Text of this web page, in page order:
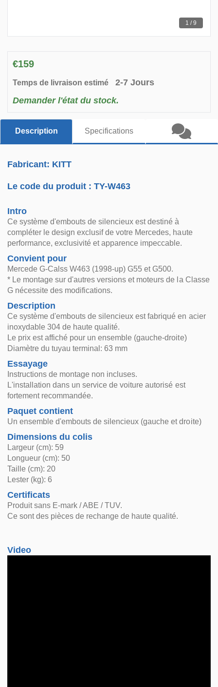
1 / 9
€159
Temps de livraison estimé
2-7 Jours
Demander l'état du stock.
Description Specifications
Fabricant: KITT
Le code du produit :TY-W463
Intro
Ce système d'embouts de silencieux est destiné à
compléter le design exclusif de votre Mercedes, haute
performance, exclusivité et apparence impeccable.
Convient pour
Mercede G-Calss W463 (1998-up) G55 et G500.
* Le montage sur d'autres versions et moteurs de la Classe
G nécessite des modifications.
Description
Ce système d'embouts de silencieux est fabriqué en acier
inoxydable 304 de haute qualité.
Le prix est affiché pour un ensemble (gauche-droite)
Diamètre du tuyau terminal: 63 mm
Essayage
Instructions de montage non incluses.
L'installation dans un service de voiture autorisé est
fortement recommandée.
Paquet contient
Un ensemble d'embouts de silencieux (gauche et droite)
Dimensions du colis
Largeur (cm): 59
Longueur (cm): 50
Taille (cm): 20
Lester (kg): 6
Certificats
Produit sans E-mark / ABE / TUV.
Ce sont des pièces de rechange de haute qualité.
Video